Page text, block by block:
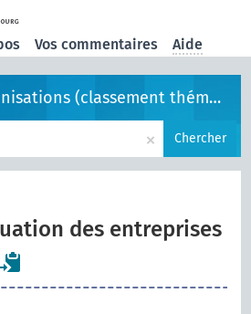
Vos commentaires Aide
(classement thématique)
× Chercher
des entreprises